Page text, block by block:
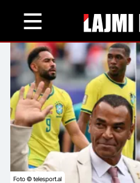
content
Foto © telesport.al